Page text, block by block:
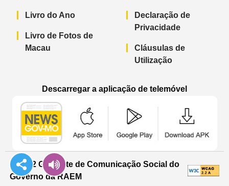
Livro do Ano
Livro de Fotos de
Macau
Declaração de
Privacidade
Cláusulas de
Utilização
Descarregar a aplicação de telemóvel
© 2022 Gabinete de Comunicação Social do
Governo da RAEM